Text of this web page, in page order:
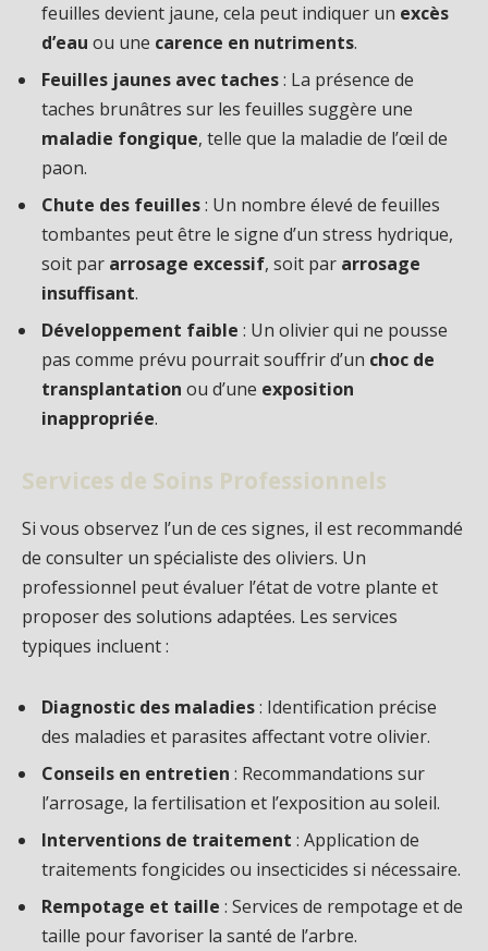
feuilles devient jaune, cela peut indiquer un excès
d’eau ou une carence en nutriments.
Feuilles jaunes avec taches: La présence de
taches brunâtres sur les feuilles suggère une
maladie fongique, telle que la maladie de l’œil de
paon.
Chute des feuilles: Un nombre élevé de feuilles
tombantes peut être le signe d’un stress hydrique,
soit par arrosage excessif, soit par arrosage
insuffisant.
Développement faible : Un olivier qui ne pousse
pas comme prévu pourrait souffrir d’un choc de
transplantation ou d’une exposition
inappropriée.
Services de Soins Professionnels
Si vous observez l’un de ces signes, il est recommandé
de consulter un spécialiste des oliviers. Un
professionnel peut évaluer l’état de votre plante et
proposer des solutions adaptées. Les services
typiques incluent :
Diagnostic des maladies: Identification précise
des maladies et parasites affectant votre olivier.
Conseils en entretien : Recommandations sur
l’arrosage, la fertilisation et l’exposition au soleil.
Interventions de traitement : Application de
traitements fongicides ou insecticides si nécessaire.
Rempotage et taille : Services de rempotage et de
taille pour favoriser la santé de l’arbre.